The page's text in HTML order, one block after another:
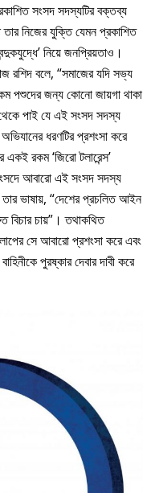
সংসদ সদস্যটির বক্তব্য
তার নিজের যুক্তি যেমন প্রকাশিত
নিয়ে জনপ্রিয়তাও।
রশিদ বলে, “সমাজের যদি সভ্য
পশুদের জন্য কোনো জায়গা থাকা
পাই যে এই সংসদ সদস্য
ধরণটির প্রশংসা করে
একই রকম ‘জিরো টলারেন্স’
আবারো এই সংসদ সদস্য
তার ভাষায়, “দেশের প্রচলিত আইন
বিচার চায়”। তথাকথিত
সে আবারো প্রশংসা করে এবং
পুরষ্কার দেবার দাবী করে